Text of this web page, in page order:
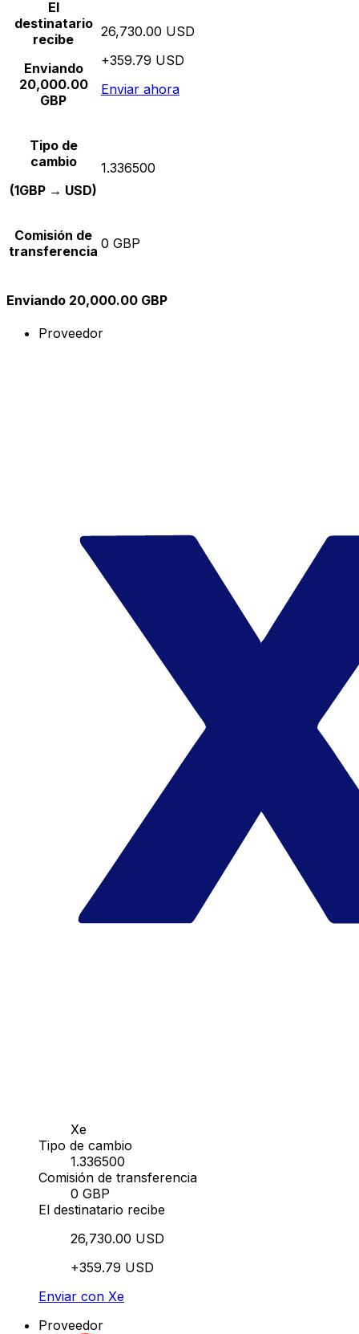
El
destinatario
recibe
Enviando
20,000.00
GBP
26,730.00 USD
+359.79 USD
Enviar ahora
Tipo de
cambio
(1GBP → USD)
1.336500
Comisión de
transferencia 0 GBP
Enviando 20,000.00 GBP
Proveedor
Xe
Tipo de cambio
1.336500
Comisión de transferencia
0 GBP
El destinatario recibe
26,730.00 USD
+359.79 USD
Enviar con Xe
Proveedor